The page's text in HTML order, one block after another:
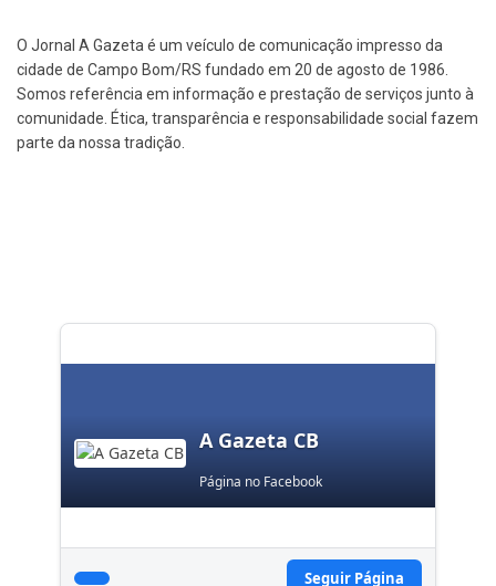
O Jornal A Gazeta é um veículo de comunicação impresso da
cidade de Campo Bom/RS fundado em 20 de agosto de 1986.
Somos referência em informação e prestação de serviços junto à
comunidade. Ética, transparência e responsabilidade social fazem
parte da nossa tradição.
A Gazeta CB
Página no Facebook
Seguir Página